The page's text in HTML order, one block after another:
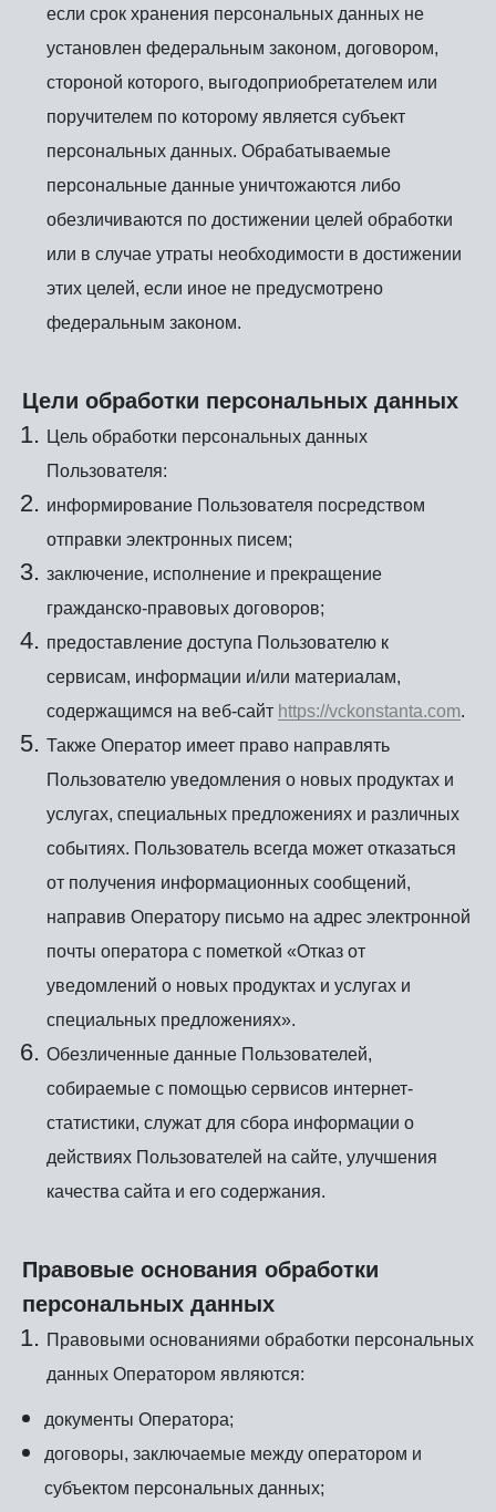
если срок хранения персональных данных не
установлен федеральным законом, договором,
стороной которого, выгодоприобретателем или
поручителем по которому является субъект
персональных данных. Обрабатываемые
персональные данные уничтожаются либо
обезличиваются по достижении целей обработки
или в случае утраты необходимости в достижении
этих целей, если иное не предусмотрено
федеральным законом.
Цели обработки персональных данных
Цель обработки персональных данных
Пользователя:
информирование Пользователя посредством
отправки электронных писем;
заключение, исполнение и прекращение
гражданско-правовых договоров;
предоставление доступа Пользователю к
сервисам, информации и/или материалам,
содержащимся на веб-сайт https://vckonstanta.com.
Также Оператор имеет право направлять
Пользователю уведомления о новых продуктах и
услугах, специальных предложениях и различных
событиях. Пользователь всегда может отказаться
от получения информационных сообщений,
направив Оператору письмо на адрес электронной
почты оператора с пометкой «Отказ от
уведомлений о новых продуктах и услугах и
специальных предложениях».
Обезличенные данные Пользователей,
собираемые с помощью сервисов интернет-
статистики, служат для сбора информации о
действиях Пользователей на сайте, улучшения
качества сайта и его содержания.
Правовые основания обработки
персональных данных
Правовыми основаниями обработки персональных
данных Оператором являются:
документы Оператора;
договоры, заключаемые между оператором и
субъектом персональных данных;